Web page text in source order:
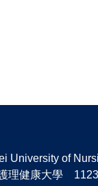
University of
理健康大學